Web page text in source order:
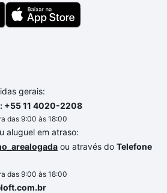
gerais:
+55 11 4020-2208
das 9:00 às 18:00
aluguel em atraso:
ou através do Telefone
das 9:00 às 18:00